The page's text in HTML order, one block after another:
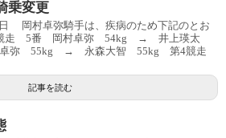
乗変更
岡村卓弥騎手は、疾病のため下記のとお
1競走 5番 岡村卓弥 54kg → 井上瑛太
卓弥 55kg → 永森大智 55kg 第4競走
記事を読む